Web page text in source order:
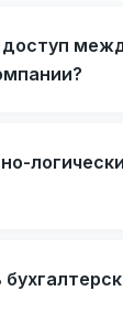
доступ